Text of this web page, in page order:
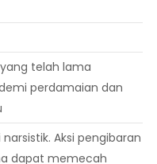
telah lama
perdamaian dan
Aksi pengibaran
dapat memecah